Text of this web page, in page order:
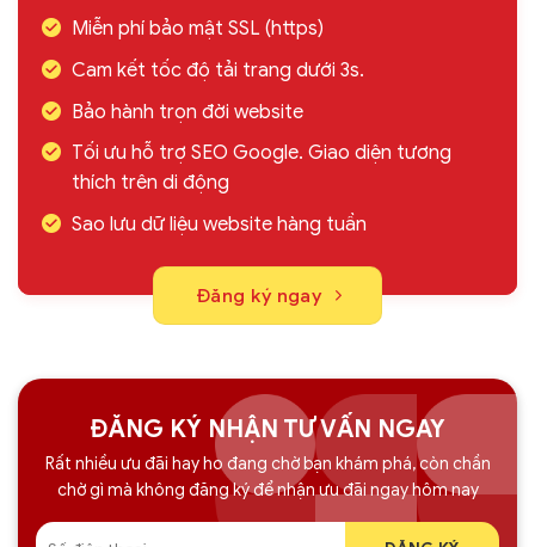
Miễn phí bảo mật SSL (https)
Cam kết tốc độ tải trang dưới 3s.
Bảo hành trọn đời website
Tối ưu hỗ trợ SEO Google. Giao diện tương
thích trên di động
Sao lưu dữ liệu website hàng tuần
Đăng ký ngay
ĐĂNG KÝ NHẬN TƯ VẤN NGAY
Rất nhiều ưu đãi hay ho đang chờ bạn khám phá, còn chần
chờ gì mà không đăng ký để nhận ưu đãi ngay hôm nay